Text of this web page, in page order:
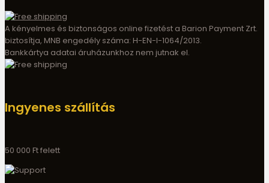
A kényelmes és biztonságos online fizetést a Barion Payment Zrt.
biztosítja, MNB engedély száma: H-EN-I-1064/2013.
Bankkártya adatai áruházunkhoz nem jutnak el.
Ingyenes szállítás
50 000 Ft felett